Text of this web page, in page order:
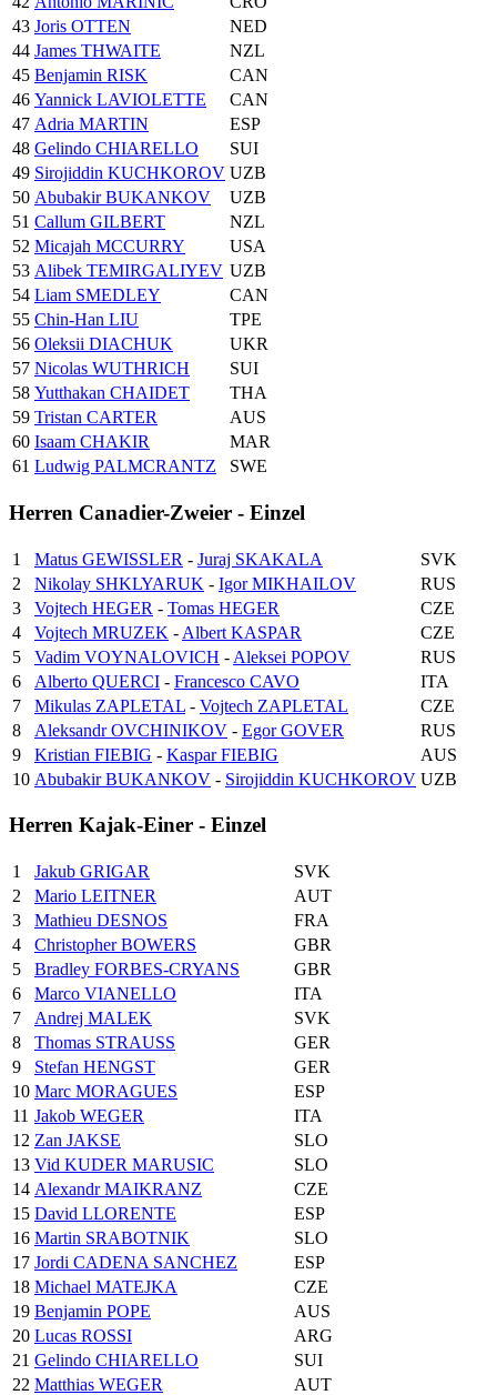
43 Joris OTTEN
NED
44 James THWAITE
NZL
45 Benjamin RISK
CAN
46 Yannick LAVIOLETTE
CAN
47 Adria MARTIN
ESP
48 Gelindo CHIARELLO
SUI
49 Sirojiddin KUCHKOROV UZB
50 Abubakir BUKANKOV
UZB
51 Callum GILBERT
NZL
52 Micajah MCCURRY
USA
53 Alibek TEMIRGALIYEV UZB
54 Liam SMEDLEY
CAN
55 Chin-Han LIU
TPE
56 Oleksii DIACHUK
UKR
57 Nicolas WUTHRICH
SUI
58 Yutthakan CHAIDET
THA
59 Tristan CARTER
AUS
60 Isaam CHAKIR
MAR
61 Ludwig PALMCRANTZ SWE
Herren Canadier-Zweier - Einzel
1 Matus GEWISSLER - Juraj SKAKALA
SVK
2
Nikolay SHKLYARUK - Igor MIKHAILOV
RUS
3
Vojtech HEGER - Tomas HEGER
CZE
4
Vojtech MRUZEK - Albert KASPAR
CZE
5
Vadim VOYNALOVICH - Aleksei POPOV
RUS
6
Alberto QUERCI - Francesco CAVO
ITA
7
Mikulas ZAPLETAL - Vojtech ZAPLETAL
CZE
8
Aleksandr OVCHINIKOV - Egor GOVER
RUS
9
Kristian FIEBIG - Kaspar FIEBIG
AUS
10 Abubakir BUKANKOV - Sirojiddin KUCHKOROV UZB
Herren Kajak-Einer - Einzel
1 Jakub GRIGAR
SVK
2
Mario LEITNER
AUT
3
Mathieu DESNOS
FRA
4
Christopher BOWERS
GBR
5
Bradley FORBES-CRYANS
GBR
6
Marco VIANELLO
ITA
7
Andrej MALEK
SVK
8
Thomas STRAUSS
GER
9
Stefan HENGST
GER
10 Marc MORAGUES
ESP
11 Jakob WEGER
ITA
12 Zan JAKSE
SLO
13 Vid KUDER MARUSIC
SLO
14 Alexandr MAIKRANZ
CZE
15 David LLORENTE
ESP
16 Martin SRABOTNIK
SLO
17 Jordi CADENA SANCHEZ
ESP
18 Michael MATEJKA
CZE
19 Benjamin POPE
AUS
20 Lucas ROSSI
ARG
21 Gelindo CHIARELLO
SUI
22 Matthias WEGER
AUT